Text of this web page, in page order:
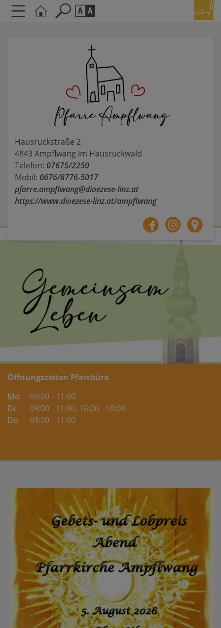
A
Kontrasteinstellungen
A A
Hausruckstraße 2
4843 Ampflwang im Hausruckwald
Telefon: 07675/2250
Mobil: 0676/8776-5017
pfarre.ampflwang@dioezese-linz.at
https://www.dioezese-linz.at/ampflwang
Öffnungszeiten Pfarrbüro
Mo
09:00 - 11:00
Di
09:00 - 11:00, 16:00 - 18:00
Do
09:00 - 11:00